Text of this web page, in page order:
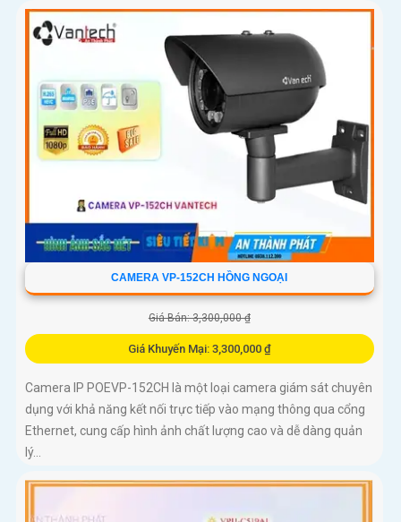
CAMERA VP-152CH HỒNG NGOẠI
Giá Bán: 3,300,000 ₫
Giá Khuyến Mại: 3,300,000 ₫
Camera IP POEVP-152CH là một loại camera giám sát chuyên
dụng với khả năng kết nối trực tiếp vào mạng thông qua cổng
Ethernet, cung cấp hình ảnh chất lượng cao và dễ dàng quản
lý...